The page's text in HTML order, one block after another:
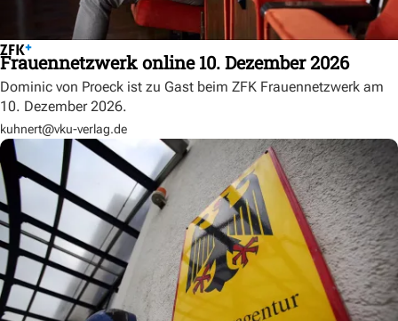
Frauennetzwerk online 10. Dezember 2026
Dominic von Proeck ist zu Gast beim ZFK Frauennetzwerk am
10. Dezember 2026.
kuhnert@vku-verlag.de